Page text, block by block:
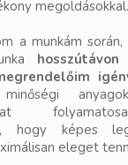
megoldásokkal.
a munkám
hogy képes
eleget